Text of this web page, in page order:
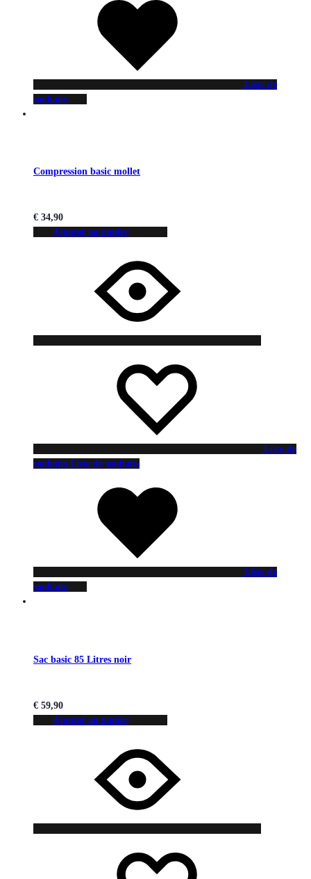
Liste de
souhaits
Compression basic mollet
€ 34,90
Ajouter au panier
Liste de
souhaits Liste de souhaits
Liste de
souhaits
Sac basic 85 Litres noir
€ 59,90
Ajouter au panier